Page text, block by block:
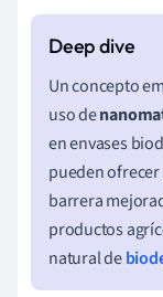
Un concepto
uso de
en envases
pueden
barrera
productos
natural de